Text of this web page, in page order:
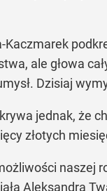
ale głowa
Dzisiaj
jednak, że
złotych
naszej
Aleksandra